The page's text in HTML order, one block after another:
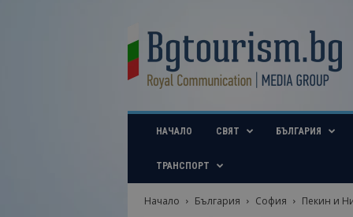
u
i
b
НАЧАЛО СВЯТ БЪЛГАРИЯ
ТРАНСПОРТ
Начало България София
Пекин и